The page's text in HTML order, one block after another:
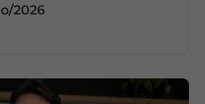
2026